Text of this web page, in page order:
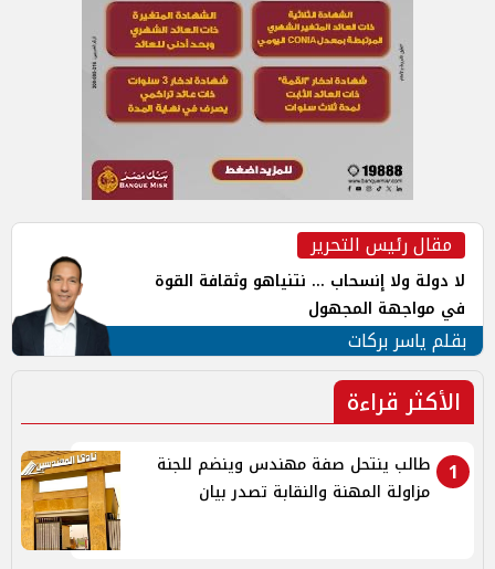
مقال رئيس التحرير
لا دولة ولا إنسحاب ... نتنياهو وثقافة القوة
في مواجهة المجهول
بقلم ياسر بركات
الأكثر قراءة
1
طالب ينتحل صفة مهندس وينضم للجنة
مزاولة المهنة والنقابة تصدر بيان